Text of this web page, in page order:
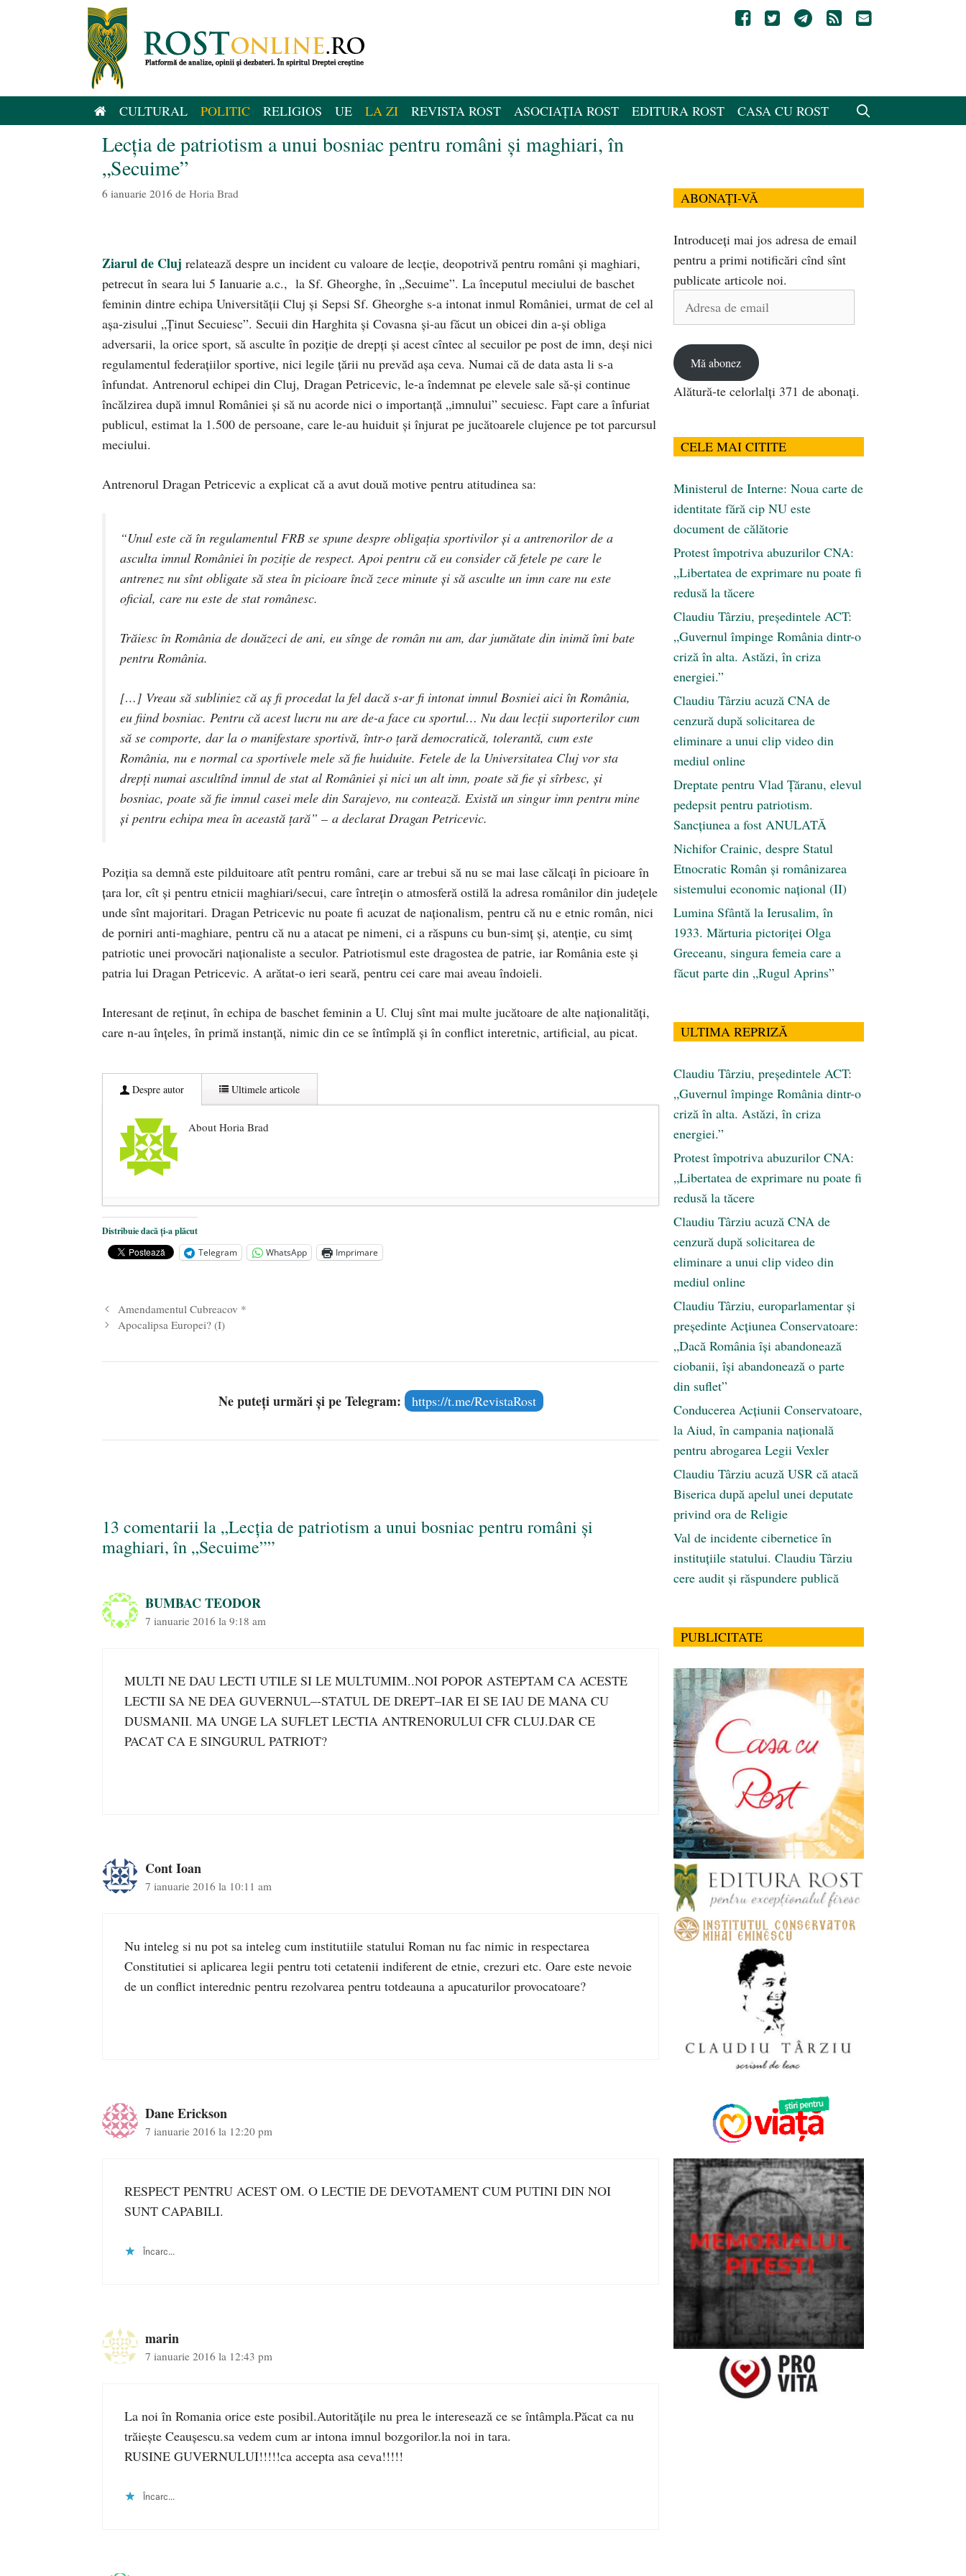
CULTURAL POLITIC RELIGIOS UE LA ZI REVISTA ROST ASOCIAȚIA ROST EDITURA ROST CASA CU ROST
Lecţia de patriotism a unui bosniac pentru români şi maghiari, în
„Secuime”
6 ianuarie 2016 de Horia Brad
Ziarul de Cluj relatează despre un incident cu valoare de lecţie, deopotrivă pentru români şi maghiari,
petrecut în seara lui 5 Ianuarie a.c., la Sf. Gheorghe, în „Secuime”. La începutul meciului de baschet
feminin dintre echipa Universităţii Cluj şi Sepsi Sf. Gheorghe s-a intonat inmul României, urmat de cel al
aşa-zisului „Ţinut Secuiesc”. Secuii din Harghita şi Covasna şi-au făcut un obicei din a-şi obliga
adversarii, la orice sport, să asculte în poziţie de drepţi şi acest cîntec al secuilor pe post de imn, deşi nici
regulamentul federaţiilor sportive, nici legile ţării nu prevăd aşa ceva. Numai că de data asta li s-a
înfundat. Antrenorul echipei din Cluj, Dragan Petricevic, le-a îndemnat pe elevele sale să-şi continue
încălzirea după imnul României şi să nu acorde nici o importanţă „imnului” secuiesc. Fapt care a înfuriat
publicul, estimat la 1.500 de persoane, care le-au huiduit şi înjurat pe jucătoarele clujence pe tot parcursul
meciului.
Antrenorul Dragan Petricevic a explicat că a avut două motive pentru atitudinea sa:
“Unul este că în regulamentul FRB se spune despre obligaţia sportivilor şi a antrenorilor de a
asculta imnul României în poziţie de respect. Apoi pentru că eu consider că fetele pe care le
antrenez nu sînt obligate să stea în picioare încă zece minute şi să asculte un imn care nu este
oficial, care nu este de stat românesc.
Trăiesc în România de douăzeci de ani, eu sînge de român nu am, dar jumătate din inimă îmi bate
pentru România.
[…] Vreau să subliniez că aş fi procedat la fel dacă s-ar fi intonat imnul Bosniei aici în România,
eu fiind bosniac. Pentru că acest lucru nu are de-a face cu sportul… Nu dau lecţii suporterilor cum
să se comporte, dar la o manifestare sportivă, într-o ţară democratică, tolerantă, cum este
România, nu e normal ca sportivele mele să fie huiduite. Fetele de la Universitatea Cluj vor sta
drepţi numai ascultînd imnul de stat al României şi nici un alt imn, poate să fie şi sîrbesc, şi
bosniac, poate să fie imnul casei mele din Sarajevo, nu contează. Există un singur imn pentru mine
şi pentru echipa mea în această ţară” – a declarat Dragan Petricevic.
Poziţia sa demnă este pilduitoare atît pentru români, care ar trebui să nu se mai lase călcaţi în picioare în
ţara lor, cît şi pentru etnicii maghiari/secui, care întreţin o atmosferă ostilă la adresa românilor din judeţele
unde sînt majoritari. Dragan Petricevic nu poate fi acuzat de naţionalism, pentru că nu e etnic român, nici
de porniri anti-maghiare, pentru că nu a atacat pe nimeni, ci a răspuns cu bun-simţ şi, atenţie, cu simţ
patriotic unei provocări naţionaliste a seculor. Patriotismul este dragostea de patrie, iar România este şi
patria lui Dragan Petricevic. A arătat-o ieri seară, pentru cei care mai aveau îndoieli.
Interesant de reţinut, în echipa de baschet feminin a U. Cluj sînt mai multe jucătoare de alte naţionalităţi,
care n-au înţeles, în primă instanţă, nimic din ce se întîmplă şi în conflict interetnic, artificial, au picat.
Despre autor Ultimele articole
About Horia Brad
Centenarul Tratatului de la Trianon (4 iunie 1920 – 4 iunie 2020)
Curtea Constituțională: Amenzile de pandemie sînt ilegale, dar le veți plăti
Big Pharma profită de pandemie ca să ne vaccineze obligatoriu toată viața
Distribuie dacă ți-a plăcut
Telegram
WhatsApp Imprimare
Amendamentul Cubreacov *
Apocalipsa Europei? (I)
Ne puteți urmări și pe Telegram: https://t.me/RevistaRost
13 comentarii la „Lecţia de patriotism a unui bosniac pentru români şi
maghiari, în „Secuime””
BUMBAC TEODOR
7 ianuarie 2016 la 9:18 am
MULTI NE DAU LECTI UTILE SI LE MULTUMIM..NOI POPOR ASTEPTAM CA ACESTE
LECTII SA NE DEA GUVERNUL–-STATUL DE DREPT–IAR EI SE IAU DE MANA CU
DUSMANII. MA UNGE LA SUFLET LECTIA ANTRENORULUI CFR CLUJ.DAR CE
PACAT CA E SINGURUL PATRIOT?
Cont Ioan
7 ianuarie 2016 la 10:11 am
Nu inteleg si nu pot sa inteleg cum institutiile statului Roman nu fac nimic in respectarea
Constitutiei si aplicarea legii pentru toti cetatenii indiferent de etnie, crezuri etc. Oare este nevoie
de un conflict interednic pentru rezolvarea pentru totdeauna a apucaturilor provocatoare?
Dane Erickson
7 ianuarie 2016 la 12:20 pm
RESPECT PENTRU ACEST OM. O LECTIE DE DEVOTAMENT CUM PUTINI DIN NOI
SUNT CAPABILI.
Încarc...
marin
7 ianuarie 2016 la 12:43 pm
La noi în Romania orice este posibil.Autoritățile nu prea le interesează ce se întâmpla.Păcat ca nu
trăiește Ceaușescu.sa vedem cum ar intona imnul bozgorilor.la noi in tara.
RUSINE GUVERNULUI!!!!!ca accepta asa ceva!!!!!
Încarc...
ABONAȚI-VĂ
Introduceți mai jos adresa de email
pentru a primi notificări cînd sînt
publicate articole noi.
Adresa
Mă abonez
Alătură-te celorlalți 371 de abonați.
CELE MAI CITITE
Ministerul de Interne: Noua carte de
identitate fără cip NU este
document de călătorie
Protest împotriva abuzurilor CNA:
„Libertatea de exprimare nu poate fi
redusă la tăcere
Claudiu Târziu, președintele ACT:
„Guvernul împinge România dintr-o
criză în alta. Astăzi, în criza
energiei.”
Claudiu Târziu acuză CNA de
cenzură după solicitarea de
eliminare a unui clip video din
mediul online
Dreptate pentru Vlad Țăranu, elevul
pedepsit pentru patriotism.
Sancțiunea a fost ANULATĂ
Nichifor Crainic, despre Statul
Etnocratic Român şi românizarea
sistemului economic naţional (II)
Lumina Sfântă la Ierusalim, în
1933. Mărturia pictoriței Olga
Greceanu, singura femeia care a
făcut parte din „Rugul Aprins”
ULTIMA REPRIZĂ
Claudiu Târziu, președintele ACT:
„Guvernul împinge România dintr-o
criză în alta. Astăzi, în criza
energiei.”
Protest împotriva abuzurilor CNA:
„Libertatea de exprimare nu poate fi
redusă la tăcere
Claudiu Târziu acuză CNA de
cenzură după solicitarea de
eliminare a unui clip video din
mediul online
Claudiu Târziu, europarlamentar și
președinte Acțiunea Conservatoare:
„Dacă România își abandonează
ciobanii, își abandonează o parte
din suflet”
Conducerea Acțiunii Conservatoare,
la Aiud, în campania națională
pentru abrogarea Legii Vexler
Claudiu Târziu acuză USR că atacă
Biserica după apelul unei deputate
privind ora de Religie
Val de incidente cibernetice în
instituțiile statului. Claudiu Târziu
cere audit și răspundere publică
PUBLICITATE